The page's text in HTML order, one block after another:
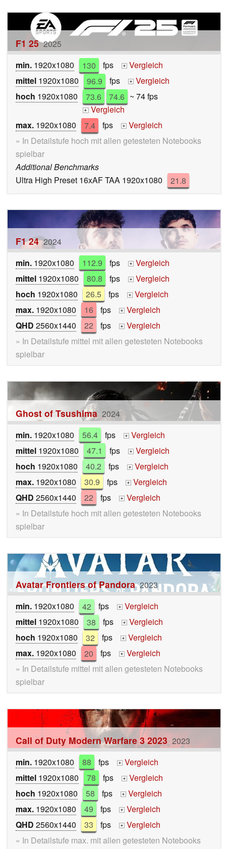
F1 25 2025
min. 1920x1080 130 fps +
Vergleich
mittel 1920x1080 96.9 fps +
Vergleich
hoch 1920x1080 73.6 74.6 ~ 74 fps
+ Vergleich
max. 1920x1080 7.4 fps +
Vergleich
» In Detailstufe hoch mit allen getesteten Notebooks
spielbar
Additional Benchmarks
Ultra High Preset 16xAF TAA 1920x1080
21.8
F1 24 2024
min. 1920x1080 112.9 fps +
Vergleich
mittel 1920x1080 80.8 fps +
Vergleich
hoch 1920x1080 26.5 fps +
Vergleich
max. 1920x1080 16 fps +
Vergleich
QHD 2560x1440 22 fps +
Vergleich
» In Detailstufe mittel mit allen getesteten Notebooks
spielbar
Ghost of Tsushima 2024
min. 1920x1080 56.4 fps +
Vergleich
mittel 1920x1080 47.1 fps +
Vergleich
hoch 1920x1080 40.2 fps +
Vergleich
max. 1920x1080 30.9 fps +
Vergleich
QHD 2560x1440 22 fps +
Vergleich
» In Detailstufe hoch mit allen getesteten Notebooks
spielbar
Avatar Frontiers of Pandora 2023
min. 1920x1080 42 fps +
Vergleich
mittel 1920x1080 38 fps +
Vergleich
hoch 1920x1080 32 fps +
Vergleich
max. 1920x1080 20 fps +
Vergleich
» In Detailstufe mittel mit allen getesteten Notebooks
spielbar
Call of Duty Modern Warfare 3 2023 2023
min. 1920x1080 88 fps +
Vergleich
mittel 1920x1080 78 fps +
Vergleich
hoch 1920x1080 58 fps +
Vergleich
max. 1920x1080 49 fps +
Vergleich
QHD 2560x1440 33 fps +
Vergleich
» In Detailstufe max. mit allen getesteten Notebooks